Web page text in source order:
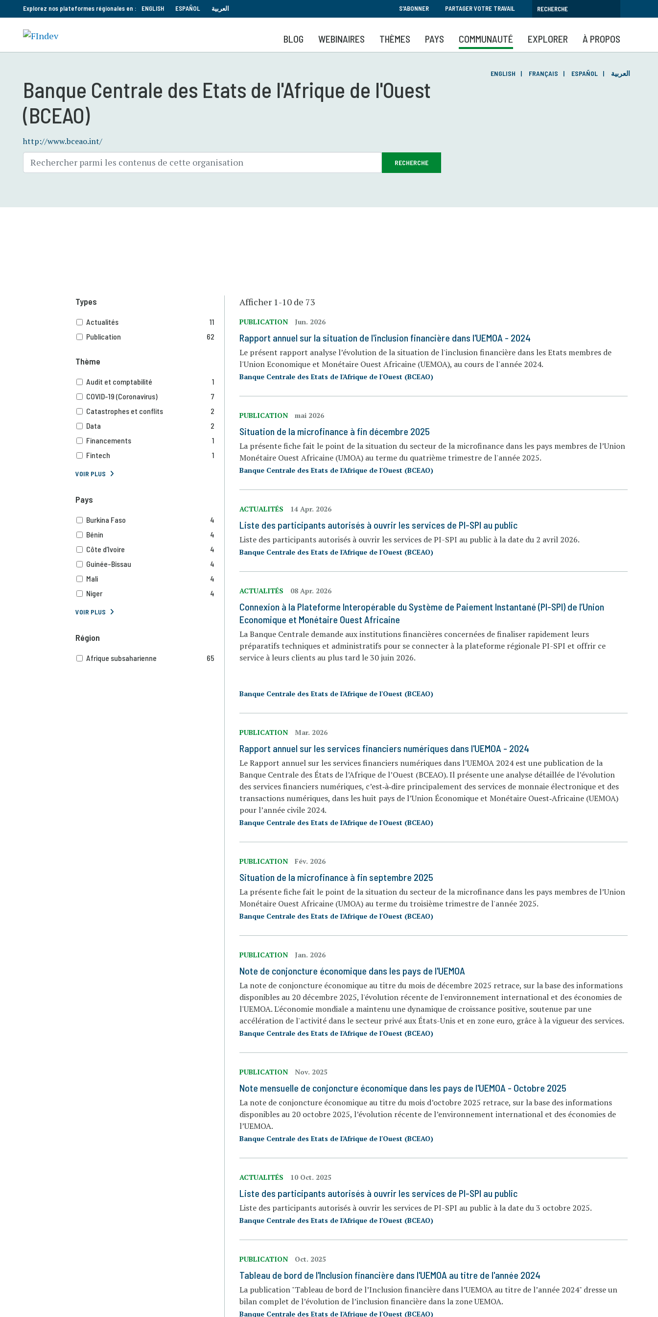
au
contenu
principal
Explorez nos plateformes régionales en : ENGLISH ESPAÑOL العربية S'ABONNER PARTAGER VOTRE TRAVAIL
BLOG WEBINAIRES THÈMES PAYS COMMUNAUTÉ EXPLORER À PROPOS
Banque Centrale des Etats de l'Afrique de l'Ouest
(BCEAO)
http://www.bceao.int/
ENGLISH FRANÇAIS ESPAÑOL العربية
RECHERCHE
Afficher 1-10 de 73
PUBLICATION Jun. 2026
Rapport annuel sur la situation de l'inclusion financière dans l'UEMOA - 2024
Le présent rapport analyse l’évolution de la situation de l'inclusion financière dans les Etats membres de
l'Union Economique et Monétaire Ouest Africaine (UEMOA), au cours de l'année 2024.
Banque Centrale des Etats de l'Afrique de l'Ouest (BCEAO)
PUBLICATION mai 2026
Situation de la microfinance à fin décembre 2025
La présente fiche fait le point de la situation du secteur de la microfinance dans les pays membres de l’Union
Monétaire Ouest Africaine (UMOA) au terme du quatrième trimestre de l'année 2025.
Banque Centrale des Etats de l'Afrique de l'Ouest (BCEAO)
ACTUALITÉS 14 Apr. 2026
Liste des participants autorisés à ouvrir les services de PI-SPI au public
Liste des participants autorisés à ouvrir les services de PI-SPI au public à la date du 2 avril 2026.
Banque Centrale des Etats de l'Afrique de l'Ouest (BCEAO)
ACTUALITÉS 08 Apr. 2026
Connexion à la Plateforme Interopérable du Système de Paiement Instantané (PI-SPI) de l’Union
Economique et Monétaire Ouest Africaine
La Banque Centrale demande aux institutions financières concernées de finaliser rapidement leurs
préparatifs techniques et administratifs pour se connecter à la plateforme régionale PI-SPI et offrir ce
service à leurs clients au plus tard le 30 juin 2026.
Banque Centrale des Etats de l'Afrique de l'Ouest (BCEAO)
PUBLICATION Mar. 2026
Rapport annuel sur les services financiers numériques dans l'UEMOA - 2024
Le Rapport annuel sur les services financiers numériques dans l’UEMOA 2024 est une publication de la
Banque Centrale des États de l’Afrique de l’Ouest (BCEAO). Il présente une analyse détaillée de l’évolution
des services financiers numériques, c’est‑à‑dire principalement des services de monnaie électronique et des
transactions numériques, dans les huit pays de l’Union Économique et Monétaire Ouest‑Africaine (UEMOA)
pour l’année civile 2024.
Banque Centrale des Etats de l'Afrique de l'Ouest (BCEAO)
PUBLICATION Fév. 2026
Situation de la microfinance à fin septembre 2025
La présente fiche fait le point de la situation du secteur de la microfinance dans les pays membres de l’Union
Monétaire Ouest Africaine (UMOA) au terme du troisième trimestre de l'année 2025.
Banque Centrale des Etats de l'Afrique de l'Ouest (BCEAO)
PUBLICATION Jan. 2026
Note de conjoncture économique dans les pays de l'UEMOA
La note de conjoncture économique au titre du mois de décembre 2025 retrace, sur la base des informations
disponibles au 20 décembre 2025, l'évolution récente de l'environnement international et des économies de
l'UEMOA. L'économie mondiale a maintenu une dynamique de croissance positive, soutenue par une
accélération de l'activité dans le secteur privé aux États-Unis et en zone euro, grâce à la vigueur des services.
Banque Centrale des Etats de l'Afrique de l'Ouest (BCEAO)
PUBLICATION Nov. 2025
Note mensuelle de conjoncture économique dans les pays de l'UEMOA - Octobre 2025
La note de conjoncture économique au titre du mois d’octobre 2025 retrace, sur la base des informations
disponibles au 20 octobre 2025, l’évolution récente de l’environnement international et des économies de
l’UEMOA.
Banque Centrale des Etats de l'Afrique de l'Ouest (BCEAO)
ACTUALITÉS 10 Oct. 2025
Liste des participants autorisés à ouvrir les services de PI-SPI au public
Liste des participants autorisés à ouvrir les services de PI-SPI au public à la date du 3 octobre 2025.
Banque Centrale des Etats de l'Afrique de l'Ouest (BCEAO)
PUBLICATION Oct. 2025
Tableau de bord de l'Inclusion financière dans l'UEMOA au titre de l'année 2024
La publication "Tableau de bord de l’Inclusion financière dans l’UEMOA au titre de l’année 2024" dresse un
bilan complet de l’évolution de l’inclusion financière dans la zone UEMOA.
Banque Centrale des Etats de l'Afrique de l'Ouest (BCEAO)
Types
Actualités
11
Publication
62
Thème
Audit et comptabilité
1
COVID-19 (Coronavirus)
7
Catastrophes et conflits
2
Data
2
Financements
1
Fintech
1
VOIR PLUS
Pays
Burkina Faso
4
Bénin
4
Côte d’Ivoire
4
Guinée-Bissau
4
Mali
4
Niger
4
VOIR PLUS
Région
Afrique subsaharienne 65